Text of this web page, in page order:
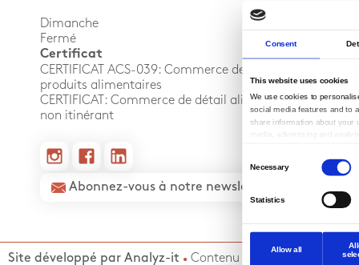
Consent
This website uses cookies
We use cookies to
social media features and to
share information about your
media, advertising and
them or that they’ve
services.
Selection
Necessary
Statistics
Allow all
Dimanche
Fermé
Certificat
CERTIFICAT ACS-039: Commerce de gros de
produits alimentaires
CERTIFICAT: Commerce de détail alimentaire
non itinérant
Abonnez-vous à notre newsletter
Site développé par Analyz-it • Contenu par mdh